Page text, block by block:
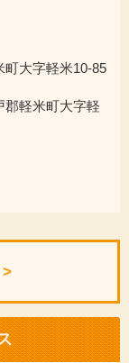
大字軽米10-85
軽米町大字軽